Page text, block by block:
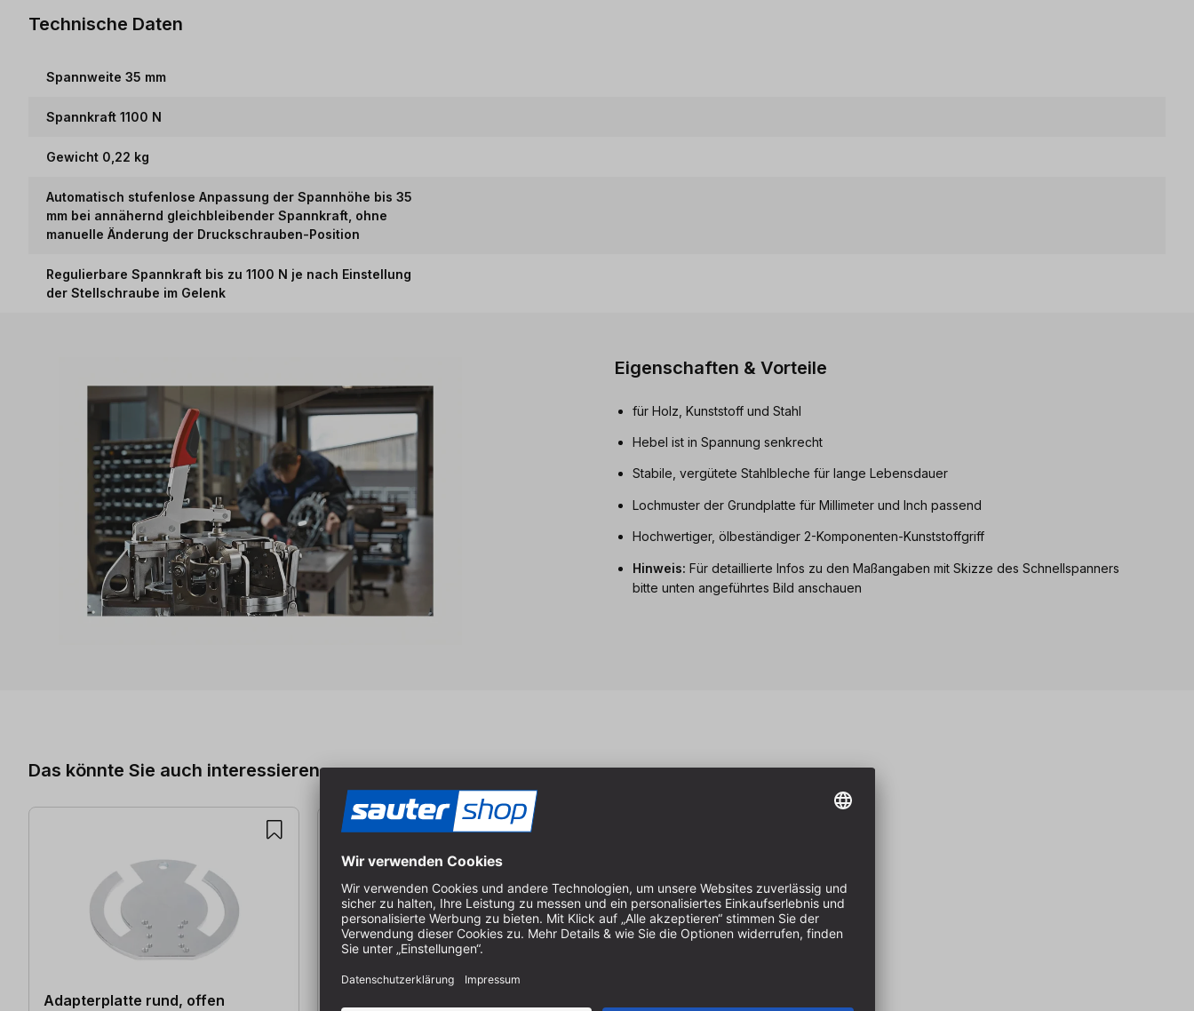
Technische Daten
Spannweite 35 mm
Spannkraft 1100 N
Gewicht 0,22 kg
Automatisch stufenlose Anpassung der Spannhöhe bis 35
mm bei annähernd gleichbleibender Spannkraft, ohne
manuelle Änderung der Druckschrauben-Position
Regulierbare Spannkraft bis zu 1100 N je nach Einstellung
der Stellschraube im Gelenk
Eigenschaften & Vorteile
für Holz, Kunststoff und Stahl
Hebel ist in Spannung senkrecht
Stabile, vergütete Stahlbleche für lange Lebensdauer
Lochmuster der Grundplatte für Millimeter und Inch passend
Hochwertiger, ölbeständiger 2-Komponenten-Kunststoffgriff
Hinweis: Für detaillierte Infos zu den Maßangaben mit Skizze des Schnellspanners
bitte unten angeführtes Bild anschauen
Das könnte Sie auch interessieren
Adapterplatte rund, offen